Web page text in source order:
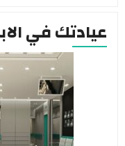
عيادتك في